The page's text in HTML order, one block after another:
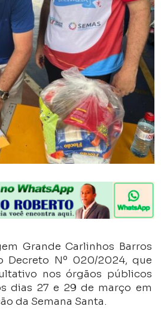
Grande Carlinhos Barros
Decreto Nº 020/2024, que
nos órgãos públicos
dias 27 e 29 de março em
da Semana Santa.